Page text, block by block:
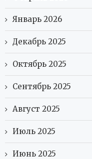
Январь 2026
Декабрь 2025
Октябрь 2025
Сентябрь 2025
Август 2025
Июль 2025
Июнь 2025